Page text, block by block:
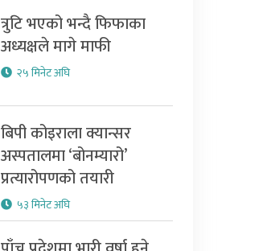
त्रुटि भएको भन्दै फिफाका
अध्यक्षले मागे माफी
२५ मिनेट अघि
बिपी कोइराला क्यान्सर
अस्पतालमा ‘बोनम्यारो’
प्रत्यारोपणको तयारी
५३ मिनेट अघि